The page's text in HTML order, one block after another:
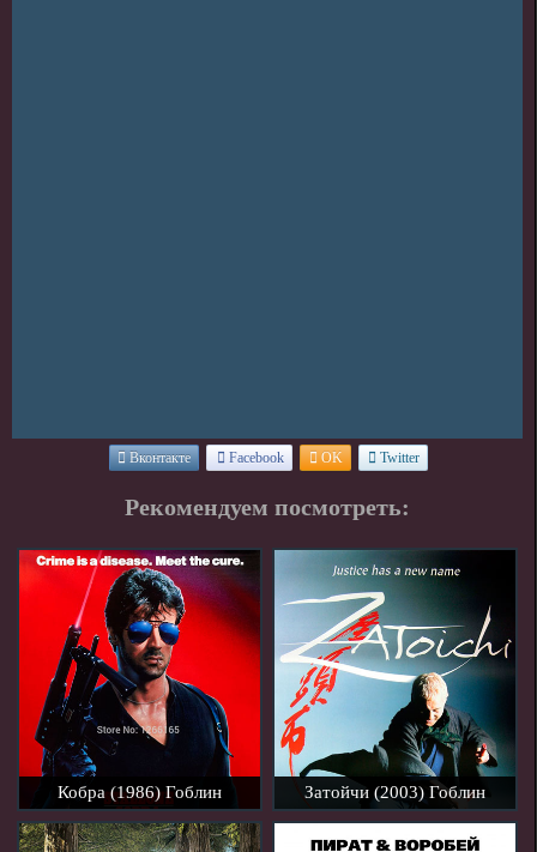
Вконтакте Facebook OK Twitter
Рекомендуем посмотреть:
Кобра (1986) Гоблин Затойчи (2003) Гоблин